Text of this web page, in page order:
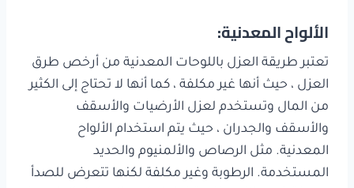
الألواح المعدنية:
تعتبر طريقة العزل باللوحات المعدنية من أرخص طرق
العزل ، حيث أنها غير مكلفة ، كما أنها لا تحتاج إلى الكثير
من المال وتستخدم لعزل الأرضيات والأسقف
والأسقف والجدران ، حيث يتم استخدام الألواح
المعدنية. مثل الرصاص والألمنيوم والحديد
المستخدمة. الرطوبة وغير مكلفة لكنها تتعرض للصدأ